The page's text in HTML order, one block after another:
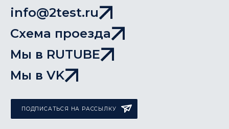
info@2test.ru
Схема проезда
Мы в RUTUBE
Мы в VK
ПОДПИСАТЬСЯ НА РАССЫЛКУ